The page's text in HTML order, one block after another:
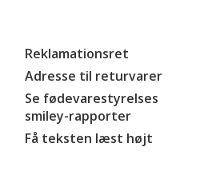
Reklamationsret
Adresse til returvarer
Se fødevarestyrelses
smiley-rapporter
Få teksten læst højt